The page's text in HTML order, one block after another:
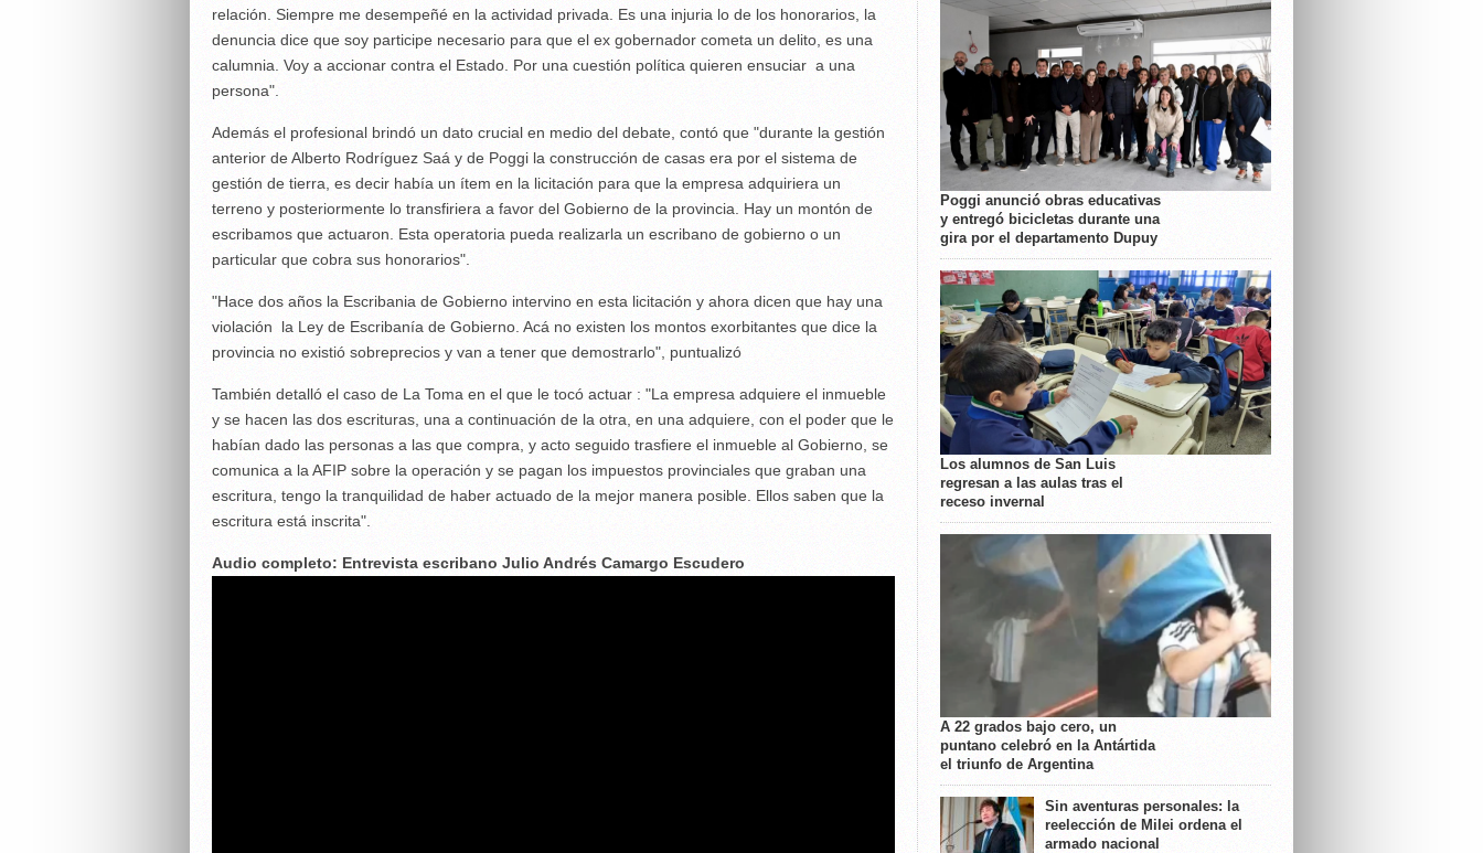
relación. Siempre me desempeñé en la actividad privada. Es una injuria lo de los honorarios, la
denuncia dice que soy participe necesario para que el ex gobernador cometa un delito, es una
calumnia. Voy a accionar contra el Estado. Por una cuestión política quieren ensuciar a una
persona".
Además el profesional brindó un dato crucial en medio del debate, contó que "durante la gestión
anterior de Alberto Rodríguez Saá y de Poggi la construcción de casas era por el sistema de
gestión de tierra, es decir había un ítem en la licitación para que la empresa adquiriera un
terreno y posteriormente lo transfiriera a favor del Gobierno de la provincia. Hay un montón de
escribamos que actuaron. Esta operatoria pueda realizarla un escribano de gobierno o un
particular que cobra sus honorarios".
"Hace dos años la Escribania de Gobierno intervino en esta licitación y ahora dicen que hay una
violación la Ley de Escribanía de Gobierno. Acá no existen los montos exorbitantes que dice la
provincia no existió sobreprecios y van a tener que demostrarlo", puntualizó
También detalló el caso de La Toma en el que le tocó actuar : "La empresa adquiere el inmueble
y se hacen las dos escrituras, una a continuación de la otra, en una adquiere, con el poder que le
habían dado las personas a las que compra, y acto seguido trasfiere el inmueble al Gobierno, se
comunica a la AFIP sobre la operación y se pagan los impuestos provinciales que graban una
escritura, tengo la tranquilidad de haber actuado de la mejor manera posible. Ellos saben que la
escritura está inscrita".
Audio completo: Entrevista escribano Julio Andrés Camargo Escudero
Poggi anunció obras educativas
y entregó bicicletas durante una
gira por el departamento Dupuy
Los alumnos de San Luis
regresan a las aulas tras el
receso invernal
A 22 grados bajo cero, un
puntano celebró en la Antártida
el triunfo de Argentina
Sin aventuras personales: la
reelección de Milei ordena el
armado nacional